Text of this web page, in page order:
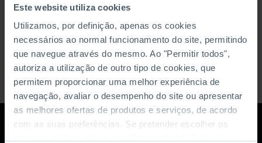
Este website utiliza cookies
Utilizamos, por definição, apenas os cookies
necessários ao normal funcionamento do site, permitindo
que navegue através do mesmo. Ao "Permitir todos",
autoriza a utilização de outro tipo de cookies, que
permitem proporcionar uma melhor experiência de
navegação, avaliar o desempenho do site ou apresentar
as melhores ofertas de produtos e serviços, de acordo
com as suas preferências. Se pretender escolher os